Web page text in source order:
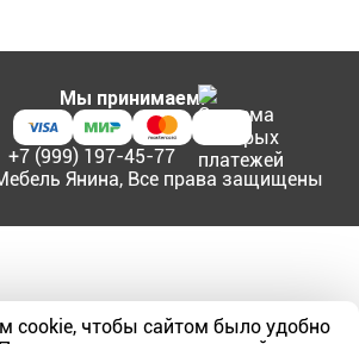
Янина, Все права защищены
Мы принимаем:
+7 (999) 197-45-77
cookie, чтобы сайтом было удобно